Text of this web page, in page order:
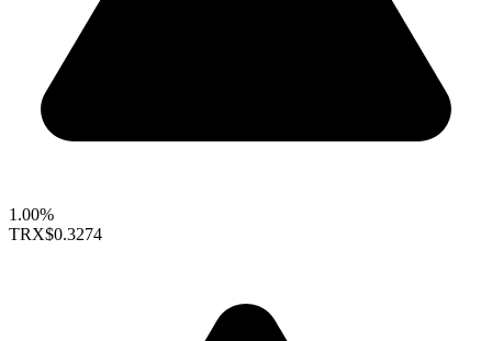
1.00%
TRX$0.3274